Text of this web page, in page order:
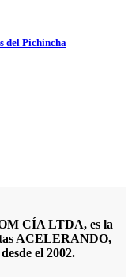
del Pichincha
CÍA LTDA, es la
ACELERANDO,
el 2002.